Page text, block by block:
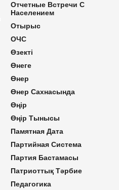
Отчетные Встречи С
Населением
Отырыс
ОЧС
Өзекті
Өнеге
Өнер
Өнер Сахнасында
Өңір
Өңір Тынысы
Памятная Дата
Партийная Система
Партия Бастамасы
Патриоттық Тәрбие
Педагогика